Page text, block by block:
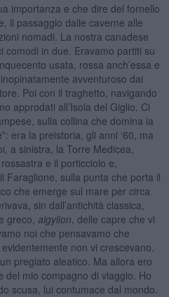
importanza e che dire del fornello
il passaggio dalle caverne alle
nomadi. La nostra canadese
comodi in due. Eravamo partiti su
usata, rossa anch’essa e
avventuroso dai
Poi con il traghetto, navigando
approdati all’Isola del Giglio. Ci
sulla collina che domina la
era la preistoria, gli anni ‘60, ma
a sinistra, la Torre Medicea,
e il porticciolo e,
Faraglione, sulla punta che porta il
che emerge sul mare per circa
sin dall’antichità classica,
greco, aigylion , delle capre che vi
noi che pensavamo che
non vi crescevano.
pregiato aleatico. Ma allora ero
del mio compagno di viaggio. Ho
scusa, lui contumace dal mondo.